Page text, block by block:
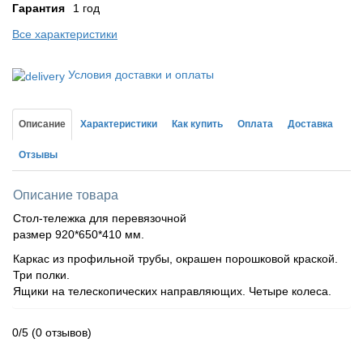
Гарантия
1 год
Все характеристики
Условия доставки и оплаты
Описание Характеристики Как купить Оплата Доставка
Отзывы
Описание товара
Стол-тележка для перевязочной
размер 920*650*410 мм.
Каркас из профильной трубы, окрашен порошковой краской.
Три полки.
Ящики на телескопических направляющих. Четыре колеса.
0/5 (0 отзывов)